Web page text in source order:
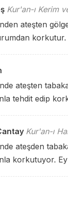
Kur'an-ı Kerim
ateşten
ateşten
tehdit edip
Kur'an-ı
ateşden
korkutuyor.